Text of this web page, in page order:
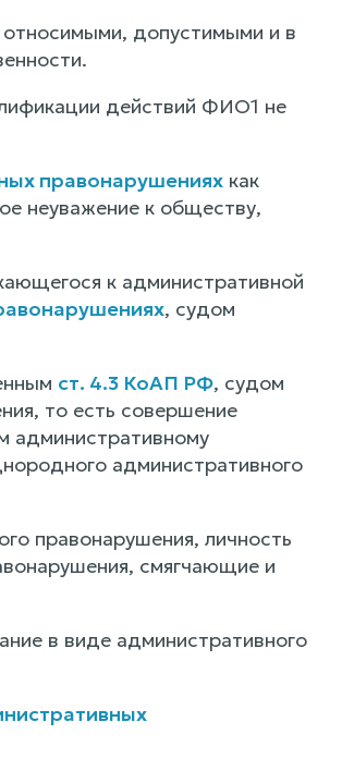
допустимыми и в
действий ФИО1 не
правонарушенияхкак
неуважение к обществу,
к административной
, судом
ст. 4.3 КоАП РФ, судом
то есть совершение
административному
административного
правонарушения, личность
смягчающие и
в виде административного